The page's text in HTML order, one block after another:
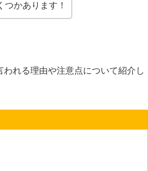
かあります！
れる理由や注意点について紹介し